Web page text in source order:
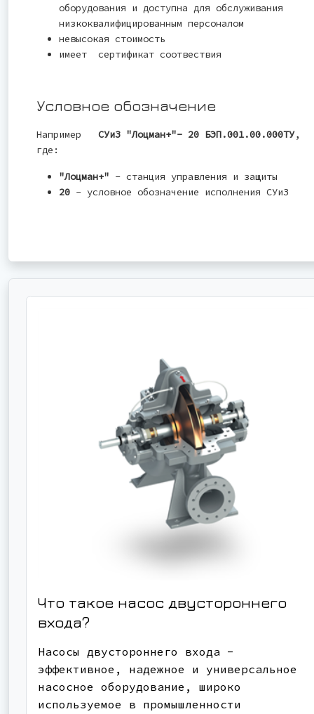
оборудования и доступна для обслуживания
низкоквалифицированным персоналом
невысокая стоимость
имеет сертификат соотвествия
Условное обозначение
Например СУиЗ "Лоцман+"- 20 БЭП.001.00.000ТУ,
где:
"Лоцман+" - станция управления и защиты
20 - условное обозначение исполнения СУиЗ
Что такое насос двустороннего
входа?
Насосы двустороннего входа -
эффективное, надежное и универсальное
насосное оборудование, широко
используемое в промышленности